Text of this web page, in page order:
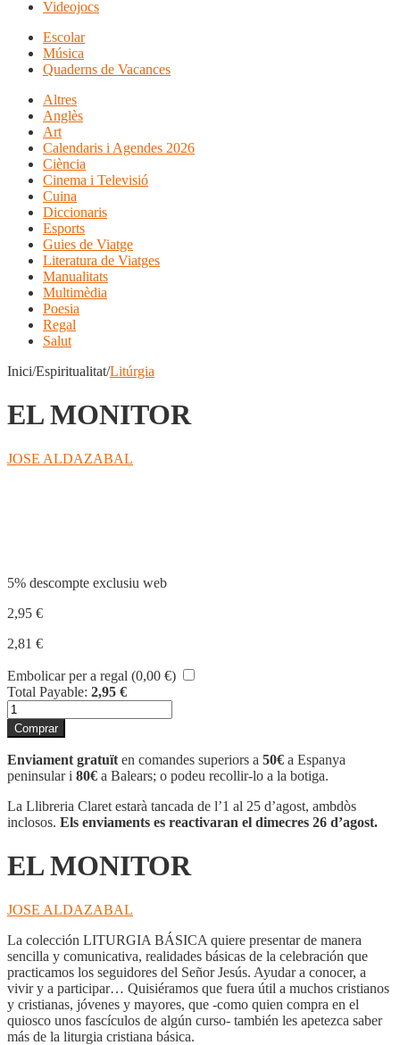
Videojocs
Escolar
Música
Quaderns de Vacances
Altres
Anglès
Art
Calendaris i Agendes 2026
Ciència
Cinema i Televisió
Cuina
Diccionaris
Esports
Guies de Viatge
Literatura de Viatges
Manualitats
Multimèdia
Poesia
Regal
Salut
Inici/Espiritualitat/Litúrgia
EL MONITOR
JOSE ALDAZABAL
5% descompte exclusiu web
2,95 €
2,81 €
Embolicar per a regal (0,00 €)
Total Payable: 2,95 €
quantitat
de
EL
MONITOR
Comprar
Enviament gratuït en comandes superiors a 50€ a Espanya
peninsular i 80€ a Balears; o podeu recollir-lo a la botiga.
La Llibreria Claret estarà tancada de l’1 al 25 d’agost, ambdòs
inclosos. Els enviaments es reactivaran el dimecres 26 d’agost.
EL MONITOR
JOSE ALDAZABAL
La colección LITURGIA BÁSICA quiere presentar de manera
sencilla y comunicativa, realidades básicas de la celebración que
practicamos los seguidores del Señor Jesús. Ayudar a conocer, a
vivir y a participar… Quisiéramos que fuera útil a muchos cristianos
y cristianas, jóvenes y mayores, que -como quien compra en el
quiosco unos fascículos de algún curso- también les apetezca saber
más de la liturgia cristiana básica.